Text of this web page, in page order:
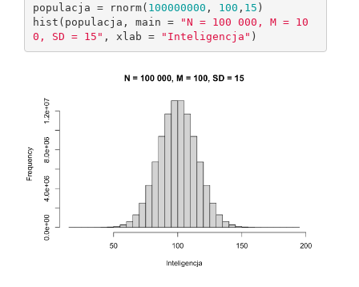
populacja = rnorm( 100000000 , 100 , 15 )
hist(populacja, main =
"N = 100 000, M = 10
0, SD = 15" , xlab = "Inteligencja" )